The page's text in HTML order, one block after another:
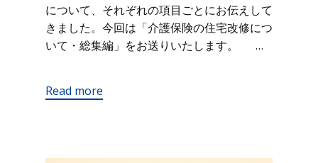
について、それぞれの項目ごとにお伝えして
きました。今回は「介護保険の住宅改修につ
いて・総集編」をお送りいたします。 …
Read more